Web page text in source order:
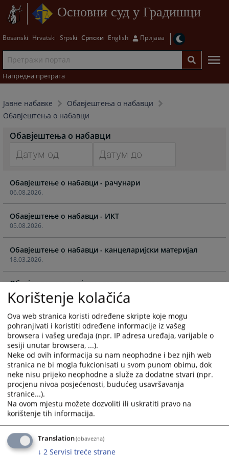
Основни суд у Градишци
Bosanski Hrvatski Srpski Српски English Пријава
Напредна претрага
Јавне набавке
Обавјештења о набавци
Обавјештења о набавци
Обавјештења о набавци
forward
to
interact
with
the
calendar
and
select
a
date.
Press
question
mark
key
to
get
the
keyboard
shortcuts
for
changing
dates.
forward
interact
with
calendar
and
a
date.
Press
question
mark
key
to
get
the
keyboard
for
changing
06.08.2026.
Обавјештење о набавци - рачунари
05.08.2026.
Обавјештење о набавци - ИКТ
18.03.2026.
Обавјештење о набавци - канцеларијски материјал
25.02.2026.
Обавјештење о додјели уговора - гориво
12.01.2026.
ОБАВЈЕШТЕЊЕ О НАБАВЦИ ГОРИВА
30.12.2025.
Обавјештење о додјели уговора - ЦМС омоти и коверте
17.11.2025.
Обавјештење о набавци - ЦМС омоти и коверте
10.11.2025.
Молба за доставу информативне понуде у сврху
испитивања тржишта - коверте и омоти за списе
Korištenje kolačića
Ova web stranica koristi određene skripte koje mogu
pohranjivati i koristiti određene informacije iz vašeg
browsera i vašeg uređaja (npr. IP adresa uređaja, varijable o
sesiji unutar browsera, ...).
Neke od ovih informacija su nam neophodne i bez njih web
stranica ne bi mogla fukcionisati u svom punom obimu, dok
neke nisu prijeko neophodne a služe za dodatne stvari (npr.
procjenu nivoa posjećenosti, budućeg usavršavanja
stranice...).
Na ovom mjestu možete dozvoliti ili uskratiti pravo na
korištenje tih informacija.
Translation(obavezna)
↓ 2 Servisi treće strane